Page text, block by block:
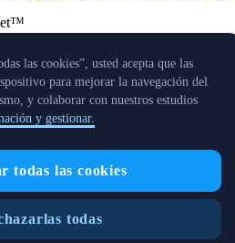
Todos los derechos reservados.
EEE aviso de privacidadFees &
cookies
las cookies”, usted acepta que las
para mejorar la navegación del
y colaborar con nuestros estudios
y gestionar.
todas las cookies
todas